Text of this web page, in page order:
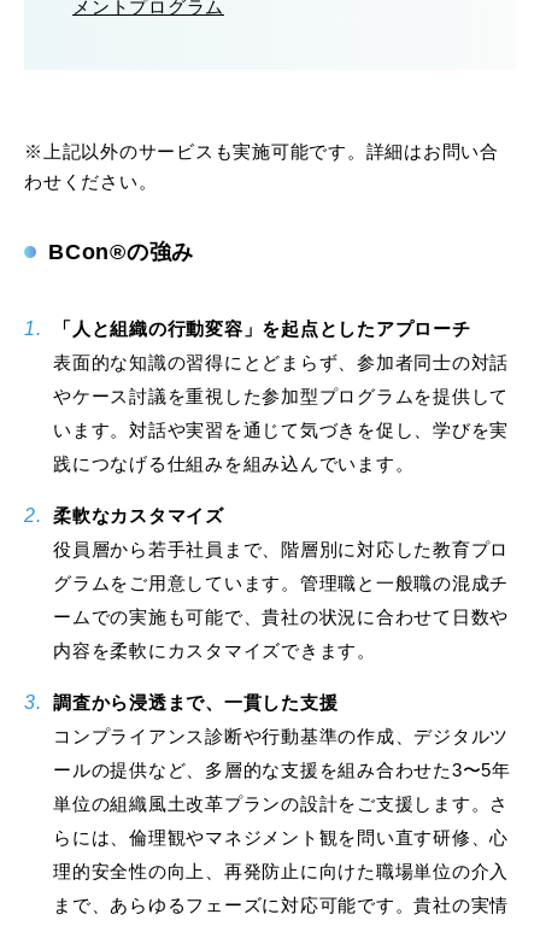
メントプログラム
※上記以外のサービスも実施可能です。詳細はお問い合
わせください。
BCon®の強み
「人と組織の行動変容」を起点としたアプローチ
表面的な知識の習得にとどまらず、参加者同士の対話
やケース討議を重視した参加型プログラムを提供して
います。対話や実習を通じて気づきを促し、学びを実
践につなげる仕組みを組み込んでいます。
柔軟なカスタマイズ
役員層から若手社員まで、階層別に対応した教育プロ
グラムをご用意しています。管理職と一般職の混成チ
ームでの実施も可能で、貴社の状況に合わせて日数や
内容を柔軟にカスタマイズできます。
調査から浸透まで、一貫した支援
コンプライアンス診断や行動基準の作成、デジタルツ
ールの提供など、多層的な支援を組み合わせた3〜5年
単位の組織風土改革プランの設計をご支援します。さ
らには、倫理観やマネジメント観を問い直す研修、心
理的安全性の向上、再発防止に向けた職場単位の介入
まで、あらゆるフェーズに対応可能です。貴社の実情